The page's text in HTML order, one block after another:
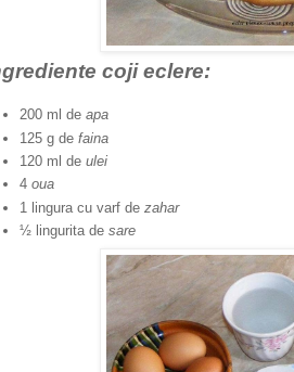
coji eclere:
200 ml de apa
125 g de faina
120 ml de ulei
4 oua
1 lingura cu varf de zahar
½ lingurita de sare